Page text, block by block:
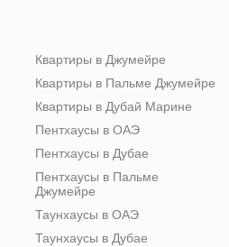
Квартиры в Джумейре
Квартиры в Пальме Джумейре
Квартиры в Дубай Марине
Пентхаусы в ОАЭ
Пентхаусы в Дубае
Пентхаусы в Пальме
Джумейре
Таунхаусы в ОАЭ
Таунхаусы в Дубае